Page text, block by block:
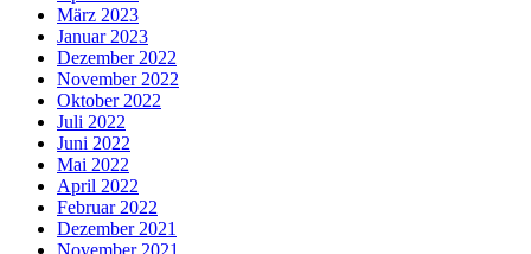
März 2023
Januar 2023
Dezember 2022
November 2022
Oktober 2022
Juli 2022
Juni 2022
Mai 2022
April 2022
Februar 2022
Dezember 2021